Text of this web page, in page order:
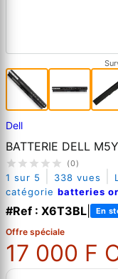
Dell
BATTERIE DELL
(0)
1 sur 5 338 vues
catégorie batteries
#Ref : X6T3BL En
Offre spéciale
17 000 F